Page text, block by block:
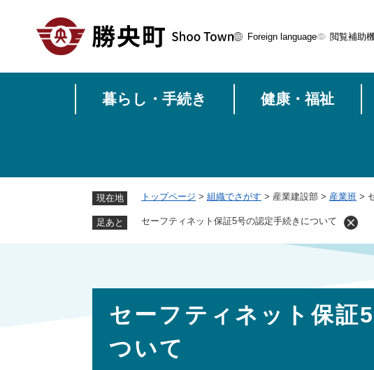
先
Foreign language 閲覧補助
暮らし・手続き 健康・福祉
現在地 トップページ > 組織でさがす > 産業建設部 > 産業班 >
足あと セーフティネット保証5号の認定手続きについて
セーフティネット保証
ついて